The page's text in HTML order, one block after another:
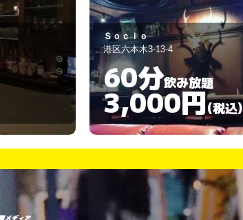
フローラ
港区六本木7-3-14
120分飲み放題
3,000円(税込)